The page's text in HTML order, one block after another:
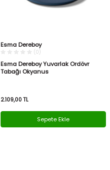
Esma Dereboy
(0)
Esma Dereboy Yuvarlak Ordövr
Tabağı Okyanus
2.109,00 TL
Sepete Ekle